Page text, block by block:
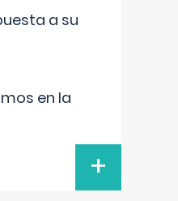
a su
en la
+